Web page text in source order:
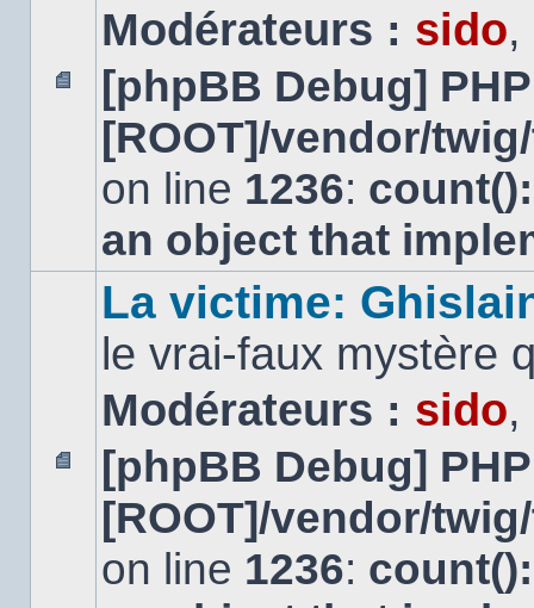
Aucun
message
non
Modérateurs : sido,
[phpBB Debug]
[ROOT]/vendor/
on line 1236:
an object that
Aucun
message
non
La victime:
le vrai-faux mystère
Modérateurs : sido,
[phpBB Debug]
[ROOT]/vendor/
on line 1236: